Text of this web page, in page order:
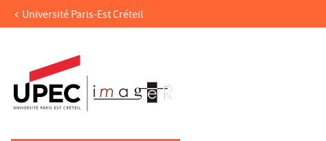
Aller au contenu
Recherche
Navigation secondaire
Université Paris-Est Créteil